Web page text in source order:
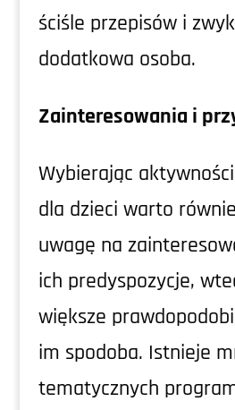
ściśle przepisów i
dodatkowa osoba.
Zainteresowania i
Wybierając
dla dzieci warto
uwagę na
ich predyspozycje,
większe
im spodoba. Istnieje
tematycznych